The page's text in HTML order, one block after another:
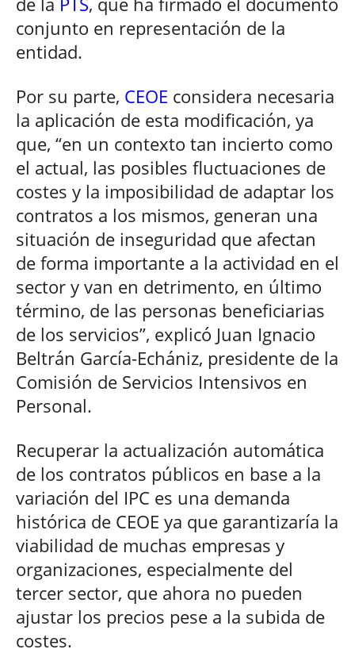
conjunto en representación de la
entidad.
Por su parte, CEOE considera necesaria
la aplicación de esta modificación, ya
que, “en un contexto tan incierto como
el actual, las posibles fluctuaciones de
costes y la imposibilidad de adaptar los
contratos a los mismos, generan una
situación de inseguridad que afectan
de forma importante a la actividad en el
sector y van en detrimento, en último
término, de las personas beneficiarias
de los servicios”, explicó Juan Ignacio
Beltrán García-Echániz, presidente de la
Comisión de Servicios Intensivos en
Personal.
Recuperar la actualización automática
de los contratos públicos en base a la
variación del IPC es una demanda
histórica de CEOE ya que garantizaría la
viabilidad de muchas empresas y
organizaciones, especialmente del
tercer sector, que ahora no pueden
ajustar los precios pese a la subida de
costes.